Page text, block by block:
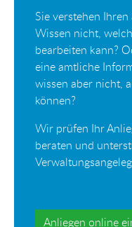
Sie verstehen
Wissen nicht,
bearbeiten kann?
eine amtliche
wissen aber nicht,
können?
Wir prüfen Ihr
beraten und
Anliegen online